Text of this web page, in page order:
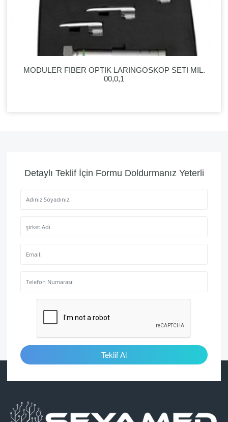
MODULER FIBER OPTIK LARINGOSKOP SETI MIL.
00,0,1
Detaylı Teklif İçin Formu Doldurmanız Yeterli
Teklif Al